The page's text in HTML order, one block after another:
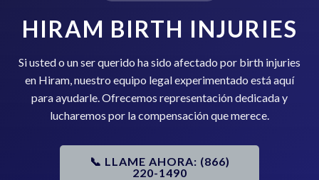
HIRAM BIRTH INJURIES
Si usted o un ser querido ha sido afectado por birth injuries
en Hiram, nuestro equipo legal experimentado está aquí
para ayudarle. Ofrecemos representación dedicada y
lucharemos por la compensación que merece.
📞 LLAME AHORA: (866)
220-1490